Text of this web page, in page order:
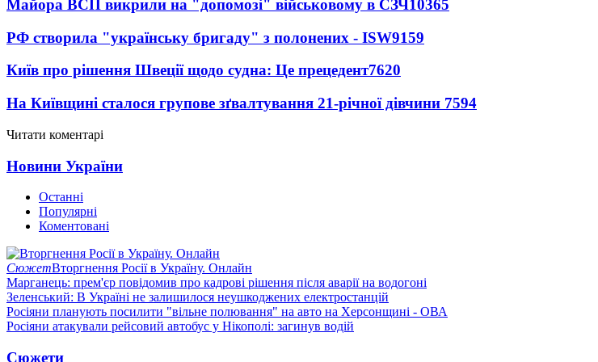
Майора ВСП викрили на "допомозі" військовому в СЗЧ 10365
РФ створила "українську бригаду" з полонених - ISW9159
Київ про рішення Швеції щодо судна: Це прецедент7620
На Київщині сталося групове зґвалтування 21-річної дівчини 7594
Читати коментарі
Новини України
Останні
Популярні
Коментовані
СюжетВторгнення Росії в Україну. Онлайн
Марганець: прем'єр повідомив про кадрові рішення після аварії на водогоні
Зеленський: В Україні не залишилося неушкоджених електростанцій
Росіяни планують посилити "вільне полювання" на авто на Херсонщині - ОВА
Росіяни атакували рейсовий автобус у Нікополі: загинув водій
Сюжети